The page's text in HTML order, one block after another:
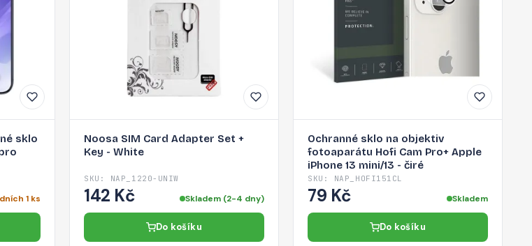
sklo
1 ks
Noosa SIM Card Adapter Set +
Key - White
SKU: NAP_1220-UNIW
142 Kč Skladem (2-4 dny)
Do košíku
Ochranné sklo na objektiv
fotoaparátu Hofi Cam Pro+ Apple
iPhone 13 mini/13 - čiré
SKU: NAP_HOFI151CL
79 Kč Skladem
Do košíku